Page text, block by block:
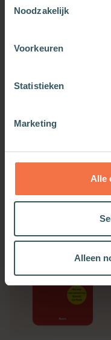
Noodzakelijk
Voorkeuren
Statistieken
Marketing
Alle
Alleen